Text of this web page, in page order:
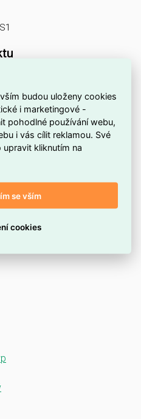
39W IP66
spektrum 730A3, regulace
optika EWS1 (Extra
budou uloženy cookies
i marketingové -
pohodlné používání webu,
i vás cílit reklamou. Své
upravit kliknutím na
se vším
cookies